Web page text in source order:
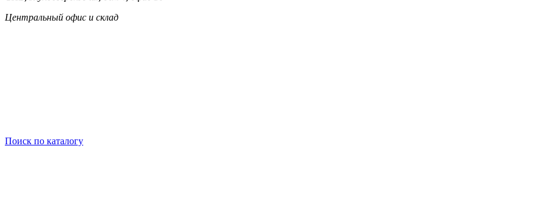
Центральный офис и склад
Поиск по каталогу